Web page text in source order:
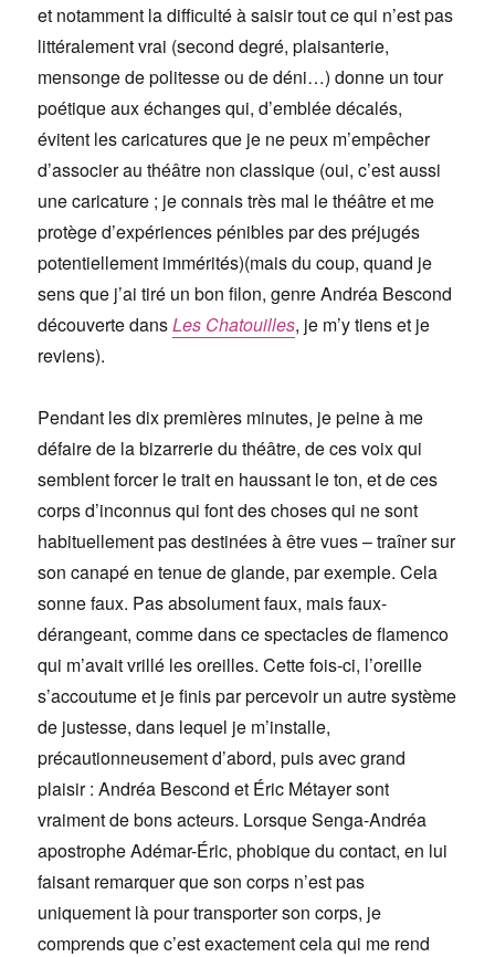
et notamment la difficulté à saisir tout ce qui n’est pas
littéralement vrai (second degré, plaisanterie,
mensonge de politesse ou de déni…) donne un tour
poétique aux échanges qui, d’emblée décalés,
évitent les caricatures que je ne peux m’empêcher
d’associer au théâtre non classique (oui, c’est aussi
une caricature ; je connais très mal le théâtre et me
protège d’expériences pénibles par des préjugés
potentiellement immérités)(mais du coup, quand je
sens que j’ai tiré un bon filon, genre Andréa Bescond
découverte dansLes Chatouilles, je m’y tiens et je
reviens).
Pendant les dix premières minutes, je peine à me
défaire de la bizarrerie du théâtre, de ces voix qui
semblent forcer le trait en haussant le ton, et de ces
corps d’inconnus qui font des choses qui ne sont
habituellement pas destinées à être vues – traîner sur
son canapé en tenue de glande, par exemple. Cela
sonne faux. Pas absolument faux, mais faux-
dérangeant, comme dans ce spectacles de flamenco
qui m’avait vrillé les oreilles. Cette fois-ci, l’oreille
s’accoutume et je finis par percevoir un autre système
de justesse, dans lequel je m’installe,
précautionneusement d’abord, puis avec grand
plaisir : Andréa Bescond et Éric Métayer sont
vraiment de bons acteurs. Lorsque Senga-Andréa
apostrophe Adémar-Éric, phobique du contact, en lui
faisant remarquer que son corps n’est pas
uniquement là pour transporter son corps, je
comprends que c’est exactement cela qui me rend